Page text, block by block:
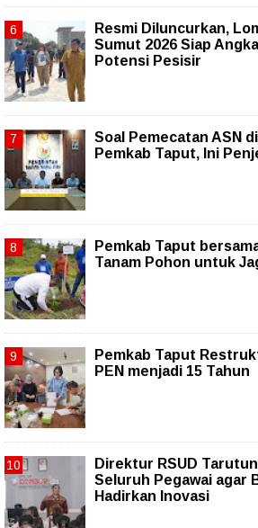
Resmi Diluncurkan,
Sumut 2026 Siap
Potensi Pesisir
Soal Pemecatan ASN
Pemkab Taput, Ini
Pemkab Taput
Tanam Pohon untuk
Pemkab Taput
PEN menjadi 15 Tahun‎
Direktur RSUD
Seluruh Pegawai agar
Hadirkan Inovasi